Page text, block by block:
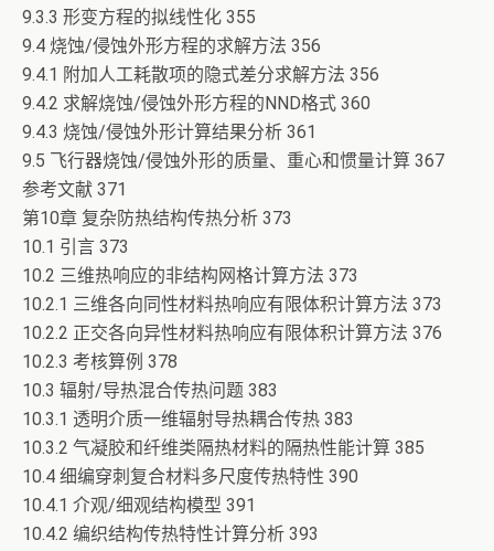
9.3.3 形变方程的拟线性化 355
9.4 烧蚀/侵蚀外形方程的求解方法 356
9.4.1 附加人工耗散项的隐式差分求解方法 356
9.4.2 求解烧蚀/侵蚀外形方程的NND格式 360
9.4.3 烧蚀/侵蚀外形计算结果分析 361
9.5 飞行器烧蚀/侵蚀外形的质量、重心和惯量计算 367
参考文献 371
第10章 复杂防热结构传热分析 373
10.1 引言 373
10.2 三维热响应的非结构网格计算方法 373
10.2.1 三维各向同性材料热响应有限体积计算方法 373
10.2.2 正交各向异性材料热响应有限体积计算方法 376
10.2.3 考核算例 378
10.3 辐射/导热混合传热问题 383
10.3.1 透明介质一维辐射导热耦合传热 383
10.3.2 气凝胶和纤维类隔热材料的隔热性能计算 385
10.4 细编穿刺复合材料多尺度传热特性 390
10.4.1 介观/细观结构模型 391
10.4.2 编织结构传热特性计算分析 393